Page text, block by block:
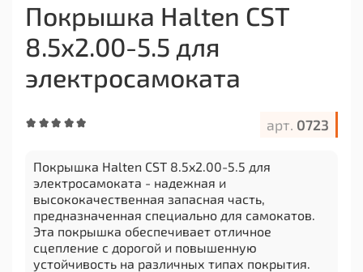
арт. 0723
Покрышка Halten CST
8.5x2.00-5.5 для
электросамоката
Покрышка Halten CST 8.5x2.00-5.5 для
электросамоката - надежная и
высококачественная запасная часть,
предназначенная специально для самокатов.
Эта покрышка обеспечивает отличное
сцепление с дорогой и повышенную
устойчивость на различных типах покрытия.